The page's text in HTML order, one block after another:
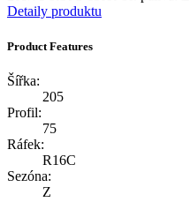
Detaily produktu
Product Features
Šířka:
205
Profil:
75
Ráfek:
R16C
Sezóna:
Z